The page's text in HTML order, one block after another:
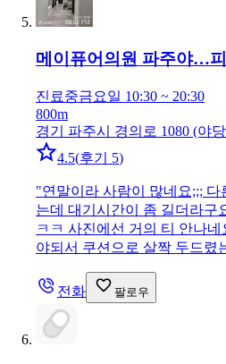
메이퓨어의원 파주야…
진료중금요일 10:30 ~ 20:30
800m
경기 파주시 경의로 1080 (야
4.5(후기 5)
"연말이라 사람이 많네요;;;
는데 대기시간이 좀 길더라구
ㅋㅋ 사진에선 거의 티 안나
야되서 쿠션으로 살짝 두드렸
전화 팔로우